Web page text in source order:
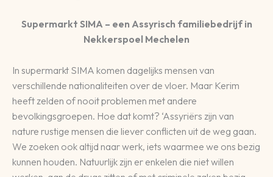
Supermarkt SIMA – een Assyrisch familiebedrijf in
Nekkerspoel Mechelen
In supermarkt SIMA komen dagelijks mensen van
verschillende nationaliteiten over de vloer. Maar Kerim
heeft zelden of nooit problemen met andere
bevolkingsgroepen. Hoe dat komt? ‘Assyriërs zijn van
nature rustige mensen die liever conflicten uit de weg gaan.
We zoeken ook altijd naar werk, iets waarmee we ons bezig
kunnen houden. Natuurlijk zijn er enkelen die niet willen